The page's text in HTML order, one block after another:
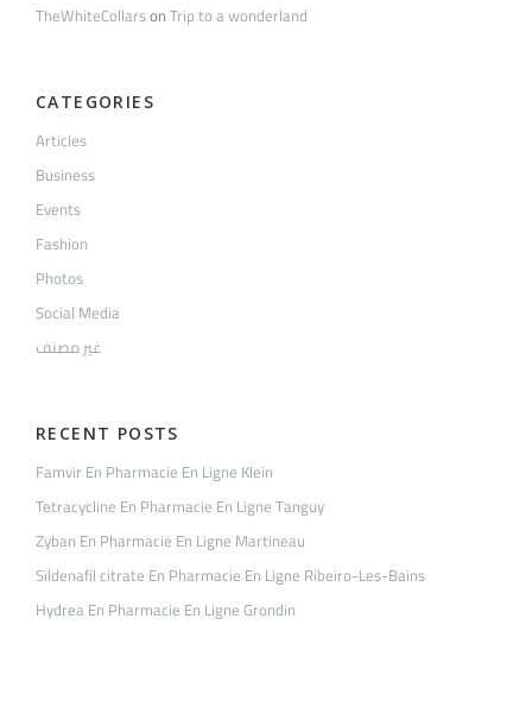
TheWhiteCollarsonTrip to a wonderland
CATEGORIES
Articles
Business
Events
Fashion
Photos
Social Media
غير مصنف
RECENT POSTS
Famvir En Pharmacie En Ligne Klein
Tetracycline En Pharmacie En Ligne Tanguy
Zyban En Pharmacie En Ligne Martineau
Sildenafil citrate En Pharmacie En Ligne Ribeiro-Les-Bains
Hydrea En Pharmacie En Ligne Grondin